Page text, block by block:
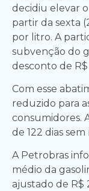
decidiu elevar
partir da sexta
por litro. A
subvenção do
desconto de
Com esse
reduzido para
consumidores.
de 122 dias
A Petrobras
médio da
ajustado de R$